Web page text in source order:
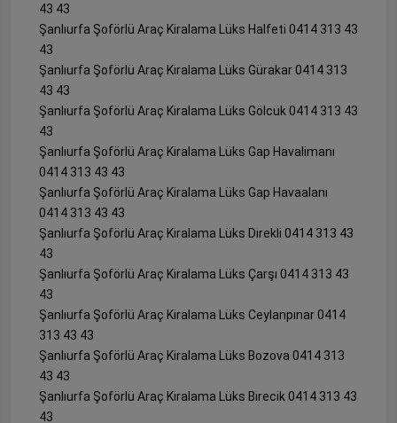
43 43
Şanlıurfa Şoförlü Araç Kiralama Lüks Halfeti 0414 313 43
43
Şanlıurfa Şoförlü Araç Kiralama Lüks Gürakar 0414 313
43 43
Şanlıurfa Şoförlü Araç Kiralama Lüks Gölcük 0414 313 43
43
Şanlıurfa Şoförlü Araç Kiralama Lüks Gap Havalimanı
0414 313 43 43
Şanlıurfa Şoförlü Araç Kiralama Lüks Gap Havaalanı
0414 313 43 43
Şanlıurfa Şoförlü Araç Kiralama Lüks Direkli 0414 313 43
43
Şanlıurfa Şoförlü Araç Kiralama Lüks Çarşı 0414 313 43
43
Şanlıurfa Şoförlü Araç Kiralama Lüks Ceylanpınar 0414
313 43 43
Şanlıurfa Şoförlü Araç Kiralama Lüks Bozova 0414 313
43 43
Şanlıurfa Şoförlü Araç Kiralama Lüks Birecik 0414 313 43
43